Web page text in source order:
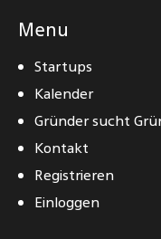
Menu
Startups
Kalender
Gründer sucht
Kontakt
Registrieren
Einloggen